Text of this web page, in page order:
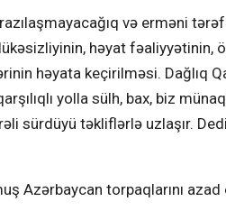
və erməni
həyat fəaliyyətinin,
həyata keçirilməsi. Dağlıq
yolla sülh, bax, biz
sürdüyü təkliflərlə uzlaşır.
Azərbaycan torpaqlarını azad